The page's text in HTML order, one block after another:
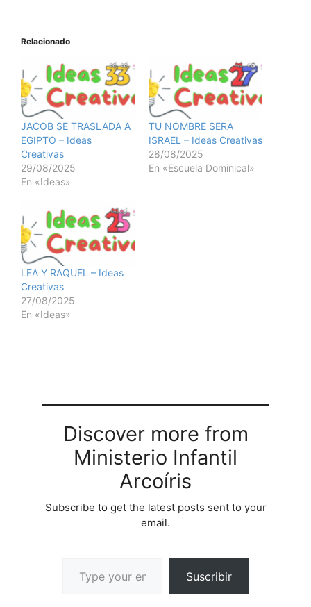
Relacionado
JACOB SE TRASLADA A
EGIPTO – Ideas
Creativas
29/08/2025
En «Ideas»
TU NOMBRE SERA
ISRAEL – Ideas Creativas
28/08/2025
En «Escuela Dominical»
LEA Y RAQUEL – Ideas
Creativas
27/08/2025
En «Ideas»
Discover more from
Ministerio Infantil
Arcoíris
Subscribe to get the latest posts sent to your
email.
Suscribir